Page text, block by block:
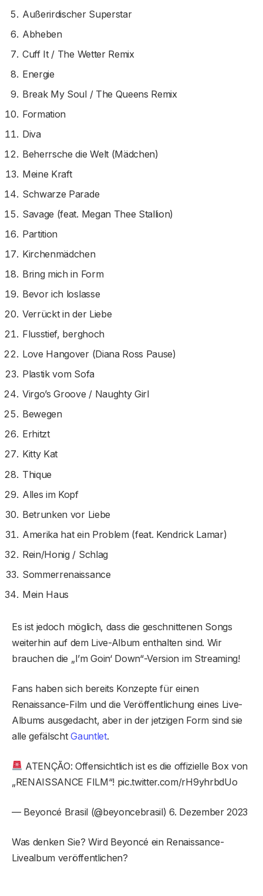
Außerirdischer Superstar
Abheben
Cuff It / The Wetter Remix
Energie
Break My Soul / The Queens Remix
Formation
Diva
Beherrsche die Welt (Mädchen)
Meine Kraft
Schwarze Parade
Savage (feat. Megan Thee Stallion)
Partition
Kirchenmädchen
Bring mich in Form
Bevor ich loslasse
Verrückt in der Liebe
Flusstief, berghoch
Love Hangover (Diana Ross Pause)
Plastik vom Sofa
Virgo’s Groove / Naughty Girl
Bewegen
Erhitzt
Kitty Kat
Thique
Alles im Kopf
Betrunken vor Liebe
Amerika hat ein Problem (feat. Kendrick Lamar)
Rein/Honig / Schlag
Sommerrenaissance
Mein Haus
Es ist jedoch möglich, dass die geschnittenen Songs
weiterhin auf dem Live-Album enthalten sind. Wir
brauchen die „I’m Goin‘ Down“-Version im Streaming!
Fans haben sich bereits Konzepte für einen
Renaissance-Film und die Veröffentlichung eines Live-
Albums ausgedacht, aber in der jetzigen Form sind sie
alle gefälschtGauntlet.
ATENÇÃO: Offensichtlich ist es die offizielle Box von
„RENAISSANCE FILM“! pic.twitter.com/rH9yhrbdUo
— Beyoncé Brasil (@beyoncebrasil) 6. Dezember 2023
Was denken Sie? Wird Beyoncé ein Renaissance-
Livealbum veröffentlichen?